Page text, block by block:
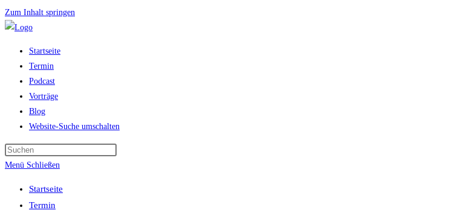
Zum Inhalt springen
Startseite
Termin
Podcast
Vorträge
Blog
Website-Suche umschalten
Menü Schließen
Startseite
Termin